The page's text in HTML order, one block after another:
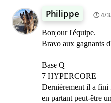
Philippe 4/
Bonjour l'équipe.
Bravo aux gagnants
Base Q+
7 HYPERCORE
Dernièrement il a fini
en partant peut-être